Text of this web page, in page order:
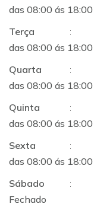
das 08:00 ás 18:00
Terça
:
das 08:00 ás 18:00
Quarta
:
das 08:00 ás 18:00
Quinta
:
das 08:00 ás 18:00
Sexta
:
das 08:00 ás 18:00
Sábado
:
Fechado